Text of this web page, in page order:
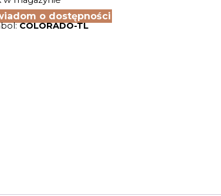
o dostępności
COLORADO-TL